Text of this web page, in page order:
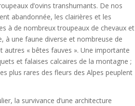
d’ovins transhumants. De nos
abandonnée, les clairières et les
à de nombreux troupeaux de chevaux et
à une faune diverse et nombreuse de
autres « bêtes fauves ». Une importante
et falaises calcaires de la montagne ;
plus rares des fleurs des Alpes peuplent
la survivance d’une architecture